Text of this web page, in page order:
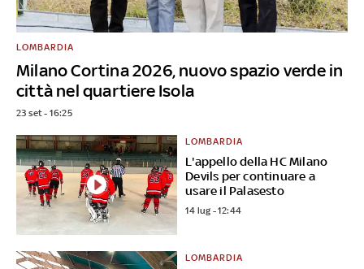
Milano Cortina 2026, nuovo spazio verde in
città nel quartiere Isola
LOMBARDIA
23 set - 16:25
L'appello della HC Milano
Devils per continuare a
usare il Palasesto
LOMBARDIA
14 lug - 12:44
LOMBARDIA